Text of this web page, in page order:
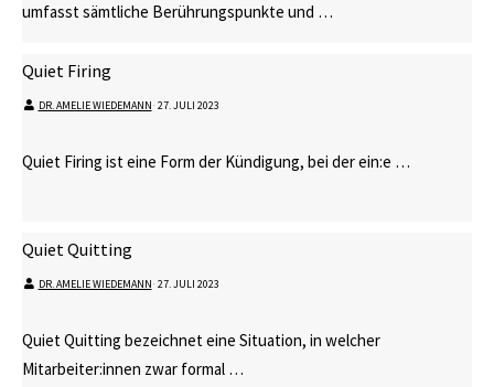
umfasst sämtliche Berührungspunkte und …
Quiet Firing
DR. AMELIE WIEDEMANN⋅ 27. JULI 2023
Quiet Firing ist eine Form der Kündigung, bei der ein:e …
Quiet Quitting
DR. AMELIE WIEDEMANN⋅ 27. JULI 2023
Quiet Quitting bezeichnet eine Situation, in welcher
Mitarbeiter:innen zwar formal …